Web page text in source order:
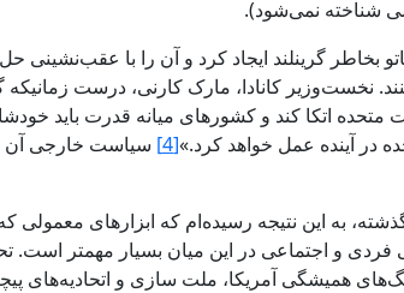
شناخته نمی‌شود).
بخاطر گرینلند ایجاد کرد و آن را با
نخست‌وزیر کانادا، مارک کارنی، درست
متحده اتکا کند و کشورهای میانه‌ قدرت باید
در آینده عمل خواهد کرد.»[4]
سیاست خارجی آن
به این نتیجه رسیده‌ام که ابزارهای معمولی
فردی و اجتماعی در این میان بسیار مهمتر است.
همیشگی آمریکا، ملت‌ سازی و اتحادیه‌های